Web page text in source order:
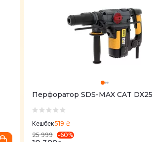
Перфоратор SDS-MAX CAT DX25
Кешбек519 ₴
25 999
-60%